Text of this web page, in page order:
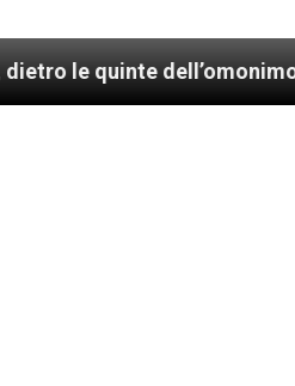
dell’omonimo film di